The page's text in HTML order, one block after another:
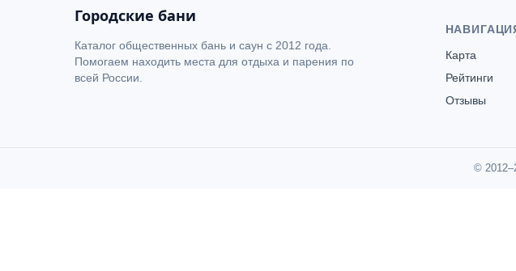
Городские бани
Каталог общественных бань и саун с 2012 года.
Помогаем находить места для отдыха и парения по
всей России.
Карта
Рейтинги
Отзывы
©